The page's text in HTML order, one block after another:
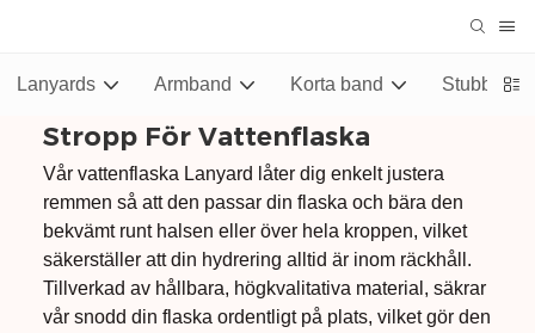
Lanyards Armband Korta band Stubby
Stropp För Vattenflaska
Vår vattenflaska Lanyard låter dig enkelt justera
remmen så att den passar din flaska och bära den
bekvämt runt halsen eller över hela kroppen, vilket
säkerställer att din hydrering alltid är inom räckhåll.
Tillverkad av hållbara, högkvalitativa material, säkrar
vår snodd din flaska ordentligt på plats, vilket gör den